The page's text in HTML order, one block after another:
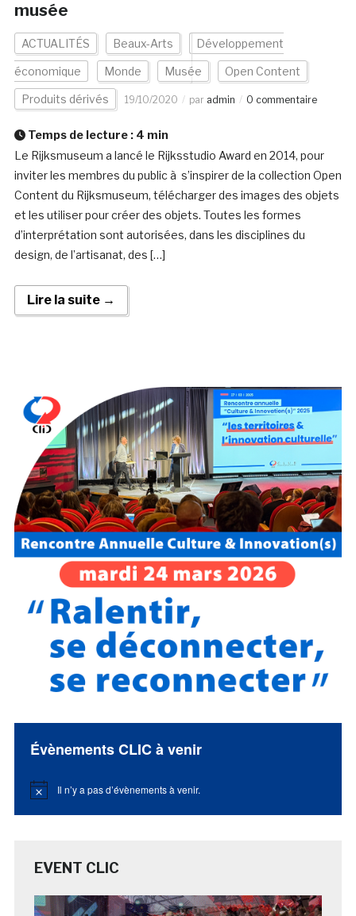
musée
ACTUALITÉS Beaux-Arts Développement
économique Monde Musée Open Content
Produits dérivés 19/10/2020 par admin 0 commentaire
Temps de lecture : 4 min
Le Rijksmuseum a lancé le Rijksstudio Award en 2014, pour
inviter les membres du public à s’inspirer de la collection Open
Content du Rijksmuseum, télécharger des images des objets
et les utiliser pour créer des objets. Toutes les formes
d’interprétation sont autorisées, dans les disciplines du
design, de l’artisanat, des […]
Lire la suite →
Évènements CLIC à venir
Notice Il n’y a pas d’évènements à venir.
EVENT CLIC